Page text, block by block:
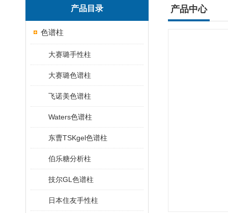
产品目录
色谱柱
大赛璐手性柱
大赛璐色谱柱
飞诺美色谱柱
Waters色谱柱
东曹TSKgel色谱柱
伯乐糖分析柱
技尔GL色谱柱
日本住友手性柱
产品中心